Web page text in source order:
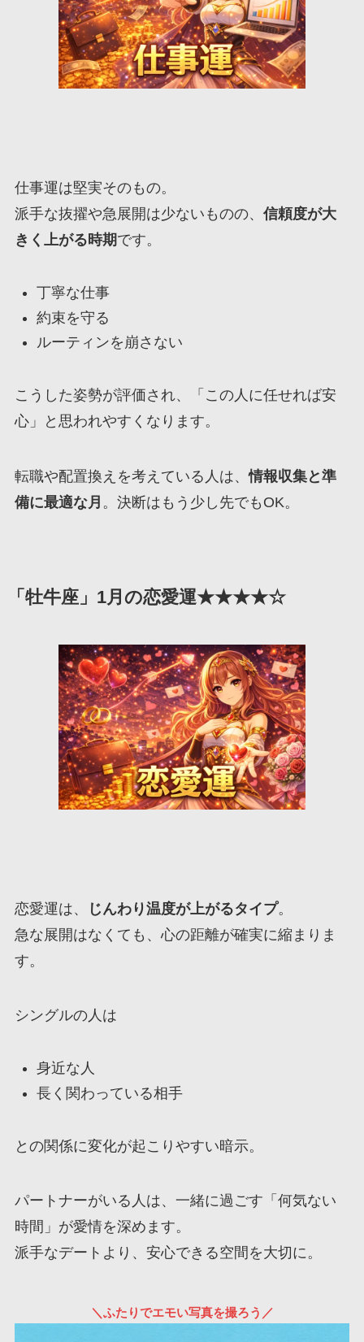
仕事運は堅実そのもの。
派手な抜擢や急展開は少ないものの、 信頼度が大
きく上がる時期です。
丁寧な仕事
約束を守る
ルーティンを崩さない
こうした姿勢が評価され、「この人に任せれば安
心」と思われやすくなります。
転職や配置換えを考えている人は、情報収集と準
備に最適な月 。決断はもう少し先でもOK。
「牡牛座」1月の恋愛運★★★★☆
恋愛運は、 じんわり温度が上がるタイプ。
急な展開はなくても、心の距離が確実に縮まりま
す。
シングルの人は
身近な人
長く関わっている相手
との関係に変化が起こりやすい暗示。
パートナーがいる人は、一緒に過ごす「何気ない
時間」が愛情を深めます。
派手なデートより、安心できる空間を大切に。
＼ふたりでエモい写真を撮ろう／